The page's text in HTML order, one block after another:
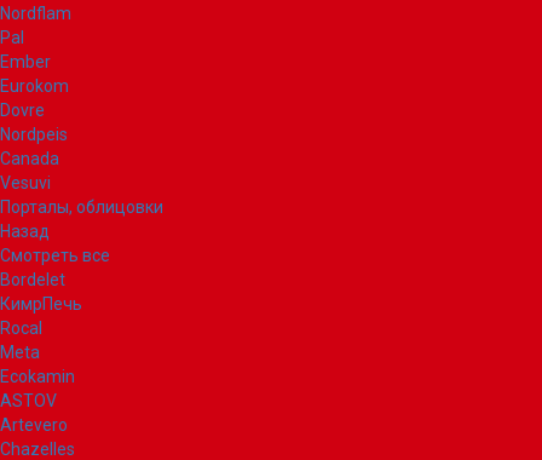
Nordflam
Pal
Ember
Eurokom
Dovre
Nordpeis
Canada
Vesuvi
Порталы, облицовки
Назад
Смотреть все
Bordelet
КимрПечь
Rocal
Meta
Ecokamin
ASTOV
Artevero
Chazelles